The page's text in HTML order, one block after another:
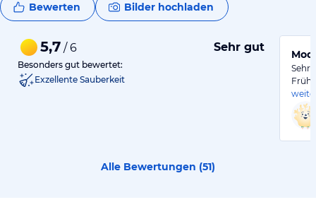
Bewerten Bilder hochladen
5,7 / 6 Sehr gut
Besonders gut bewertet:
Exzellente Sauberkeit
Sehr
Alle Bewertungen (51)